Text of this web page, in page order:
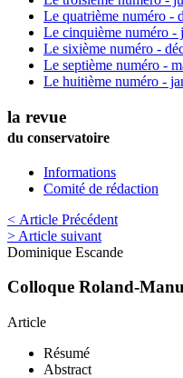
Le quatrième numéro -
Le cinquième numéro -
Le sixième numéro -
Le septième numéro -
Le huitième numéro -
la revue
du conservatoire
Informations
Comité de rédaction
< Article Précédent
> Article suivant
Dominique Escande
Colloque Roland-
Article
Résumé
Abstract